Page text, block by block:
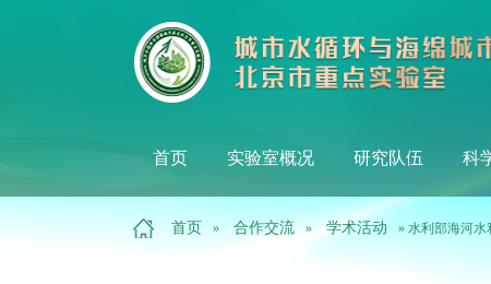
首页 实验室概况 研究队伍 科
首页 » 合作交流 » 学术活动 » 水利部海河